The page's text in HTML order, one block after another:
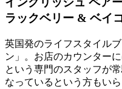
ラックベリー & ベイ
英国発のライフスタイル
ン」。お店のカウンター
という専門のスタッフが
なっているという方もい